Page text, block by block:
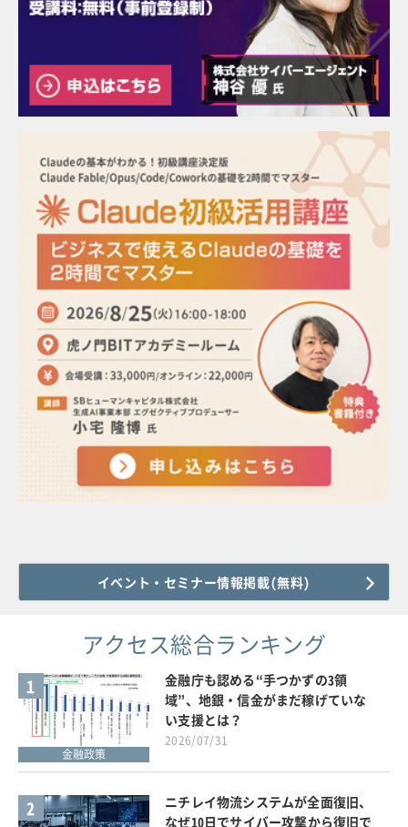
イベント・セミナー情報掲載(無料)
アクセス総合ランキング
1
金融政策
金融庁も認める“手つかずの3領
域”、地銀・信金がまだ稼げていな
い支援とは？
2026/07/31
2
ニチレイ物流システムが全面復旧、
なぜ10日でサイバー攻撃から復旧で